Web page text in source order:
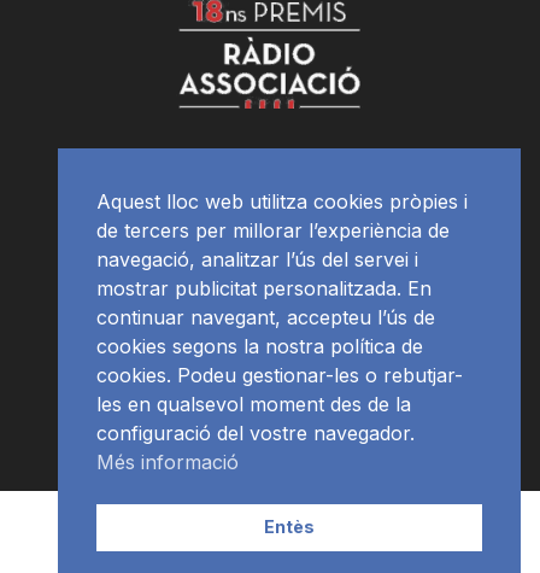
APP Programació
Aquest lloc web utilitza cookies pròpies i
de tercers per millorar l’experiència de
navegació, analitzar l’ús del servei i
mostrar publicitat personalitzada. En
continuar navegant, accepteu l’ús de
cookies segons la nostra política de
cookies. Podeu gestionar-les o rebutjar-
les en qualsevol moment des de la
configuració del vostre navegador.
Més informació
Entès